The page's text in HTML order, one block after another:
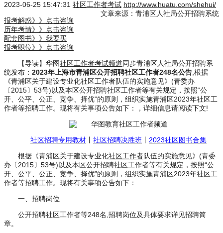
2023-06-25 15:47:31 社区工作者考试 http://www.huatu.com/shehui/
文章来源：青浦区人社局公开招聘系统
报考解惑》》点击咨询
历年考情》》点击咨询
配套图书》》我要买
报考职位》》点击咨询
【导读】华图社区工作者考试频道同步青浦区人社局公开招聘系
统发布： 2023年上海市青浦区公开招聘社区工作者248名公告,根据
《青浦区关于建设专业化社区工作者队伍的实施意见》(青委办
〔2015〕53号)以及本区公开招聘社区工作者等有关规定，按照“公
开、公平、公正、竞争、择优”的原则，组织实施青浦区2023年社区工
作者等招聘工作。现将有关事项公告如下：，详细信息请阅读下文!
社区招聘专用教材 社区招聘决胜班
2023社区图书合集
根据《青浦区关于建设专业化社区工作者队伍的实施意见》(青委
办〔2015〕53号)以及本区公开招聘社区工作者等有关规定，按照“公
开、公平、公正、竞争、择优”的原则，组织实施青浦区2023年社区工
作者等招聘工作。现将有关事项公告如下：
一、招聘岗位
公开招聘社区工作者等248名,招聘岗位及具体要求详见招聘简
章。